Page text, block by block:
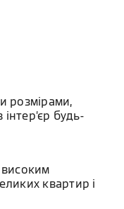
розмірами,
будь-
квартир і